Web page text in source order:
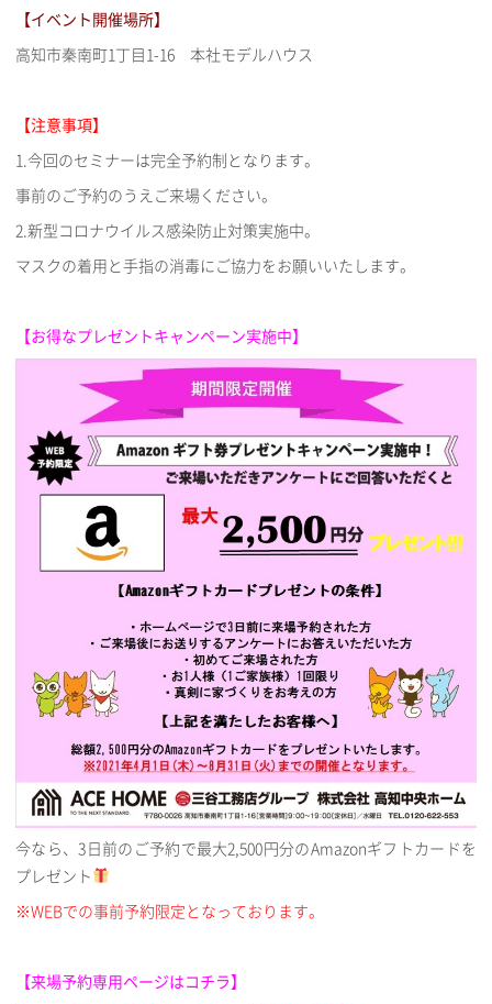
【イベント開催場所】
高知市秦南町1丁目1-16 本社モデルハウス
【注意事項】
1.今回のセミナーは完全予約制となります。
事前のご予約のうえご来場ください。
2.新型コロナウイルス感染防止対策実施中。
マスクの着用と手指の消毒にご協力をお願いいたします。
【お得なプレゼントキャンペーン実施中】
今なら、3日前のご予約で最大2,500円分のAmazonギフトカードを
プレゼント
※WEBでの事前予約限定となっております。
【来場予約専用ページはコチラ】